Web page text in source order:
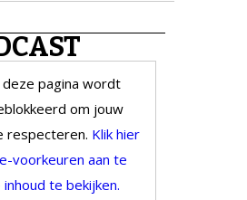
deze pagina wordt
om jouw
respecteren. Klik hier
voorkeuren aan te
te bekijken.